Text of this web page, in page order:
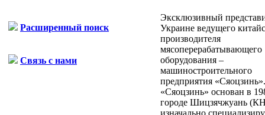
Расширенный поиск
Связь с нами
Эксклюзивный
Украине ведущего
производителя
мясоперерабатывающего
оборудования –
машиностроительного
предприятия
«Сяоцзинь» основан в
городе Шицзячжуань
изначально